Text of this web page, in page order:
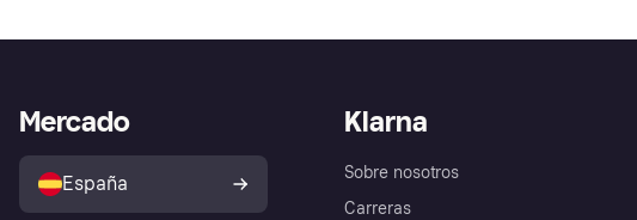
Klarna
Sobre nosotros
Carreras
Mercado
España